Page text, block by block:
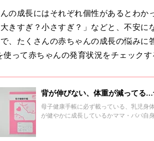
の成長にはそれぞれ個性があるとわか
きすぎ？小さすぎ？」などと、不安に
、たくさんの赤ちゃんの成長の悩み
使って赤ちゃんの発育状況をチェックす
背が伸びない、体重が減ってる
母子健康手帳に必ず載っている、乳児身
が健やかに成長しているかママ・パパ自